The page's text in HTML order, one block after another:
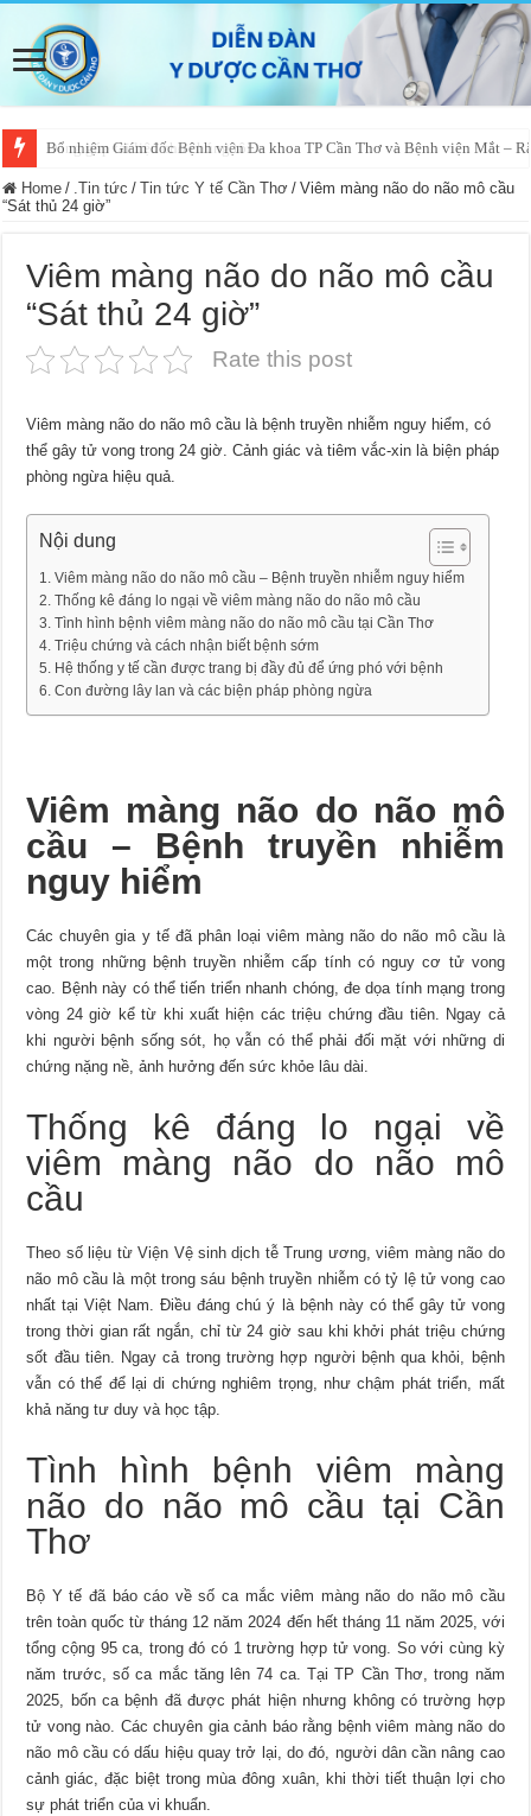
Bổ nhiệm Giám đốc Bệnh viện Đa khoa TP Cần Thơ và Bệnh viện Mắt –
Home / .Tin tức / Tin tức Y tế Cần Thơ / Viêm màng não do não mô cầu
“Sát thủ 24 giờ”
Viêm màng não do não mô cầu
“Sát thủ 24 giờ”
Rate this post
Viêm màng não do não mô cầu là bệnh truyền nhiễm nguy hiểm, có
thể gây tử vong trong 24 giờ. Cảnh giác và tiêm vắc-xin là biện pháp
phòng ngừa hiệu quả.
Nội dung
Viêm màng não do não mô cầu – Bệnh truyền nhiễm nguy hiểm
Thống kê đáng lo ngại về viêm màng não do não mô cầu
Tình hình bệnh viêm màng não do não mô cầu tại Cần Thơ
Triệu chứng và cách nhận biết bệnh sớm
Hệ thống y tế cần được trang bị đầy đủ để ứng phó với bệnh
Con đường lây lan và các biện pháp phòng ngừa
Viêm màng não do não mô
cầu – Bệnh truyền nhiễm
nguy hiểm
Các chuyên gia y tế đã phân loại viêm màng não do não mô cầu là
một trong những bệnh truyền nhiễm cấp tính có nguy cơ tử vong
cao. Bệnh này có thể tiến triển nhanh chóng, đe dọa tính mạng trong
vòng 24 giờ kể từ khi xuất hiện các triệu chứng đầu tiên. Ngay cả
khi người bệnh sống sót, họ vẫn có thể phải đối mặt với những di
chứng nặng nề, ảnh hưởng đến sức khỏe lâu dài.
Thống kê đáng lo ngại về
viêm màng não do não mô
cầu
Theo số liệu từ Viện Vệ sinh dịch tễ Trung ương, viêm màng não do
não mô cầu là một trong sáu bệnh truyền nhiễm có tỷ lệ tử vong cao
nhất tại Việt Nam. Điều đáng chú ý là bệnh này có thể gây tử vong
trong thời gian rất ngắn, chỉ từ 24 giờ sau khi khởi phát triệu chứng
sốt đầu tiên. Ngay cả trong trường hợp người bệnh qua khỏi, bệnh
vẫn có thể để lại di chứng nghiêm trọng, như chậm phát triển, mất
khả năng tư duy và học tập.
Tình hình bệnh viêm màng
não do não mô cầu tại Cần
Thơ
Bộ Y tế đã báo cáo về số ca mắc viêm màng não do não mô cầu
trên toàn quốc từ tháng 12 năm 2024 đến hết tháng 11 năm 2025, với
tổng cộng 95 ca, trong đó có 1 trường hợp tử vong. So với cùng kỳ
năm trước, số ca mắc tăng lên 74 ca. Tại TP Cần Thơ, trong năm
2025, bốn ca bệnh đã được phát hiện nhưng không có trường hợp
tử vong nào. Các chuyên gia cảnh báo rằng bệnh viêm màng não do
não mô cầu có dấu hiệu quay trở lại, do đó, người dân cần nâng cao
cảnh giác, đặc biệt trong mùa đông xuân, khi thời tiết thuận lợi cho
sự phát triển của vi khuẩn.